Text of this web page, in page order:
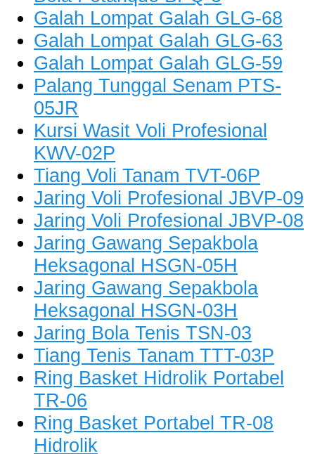
Galah Lompat Galah GLG-68
Galah Lompat Galah GLG-63
Galah Lompat Galah GLG-59
Palang Tunggal Senam PTS-
05JR
Kursi Wasit Voli Profesional
KWV-02P
Tiang Voli Tanam TVT-06P
Jaring Voli Profesional JBVP-09
Jaring Voli Profesional JBVP-08
Jaring Gawang Sepakbola
Heksagonal HSGN-05H
Jaring Gawang Sepakbola
Heksagonal HSGN-03H
Jaring Bola Tenis TSN-03
Tiang Tenis Tanam TTT-03P
Ring Basket Hidrolik Portabel
TR-06
Ring Basket Portabel TR-08
Hidrolik